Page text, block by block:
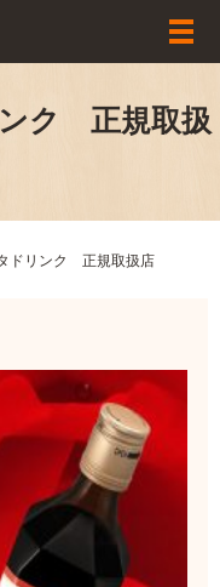
ンク 正規取扱
ドリンク 正規取扱店